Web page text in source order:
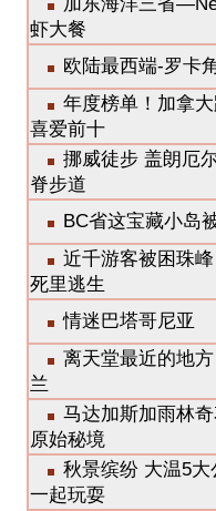
虾大餐
欧陆最西端-罗卡
年度榜单！加拿
喜爱前十
挪威徒步 盖朗厄
脊步道
BC省这宝藏小岛
近千游客被困珠
死里逃生
情迷巴塔哥尼亚
离天堂最近的地
兰
马达加斯加雨林
原始秘境
秋景缤纷 大温5
一起玩耍